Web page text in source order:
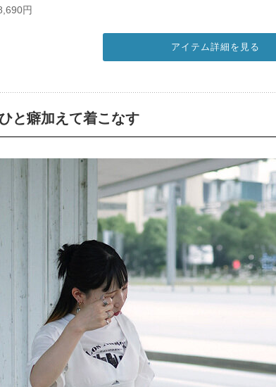
円
アイテム詳細を見る
と癖加えて着こなす